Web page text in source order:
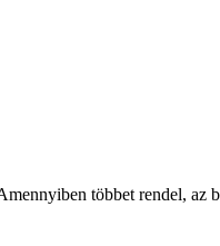
többet rendel, az